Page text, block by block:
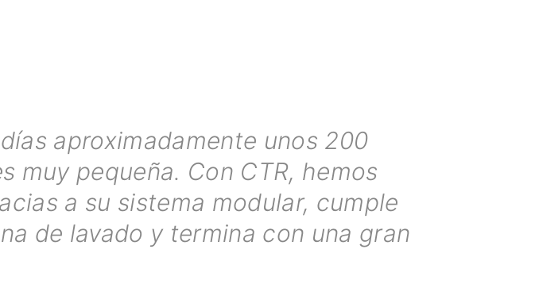
aproximadamente unos 200
muy pequeña. Con CTR, hemos
a su sistema modular, cumple
de lavado y termina con una gran